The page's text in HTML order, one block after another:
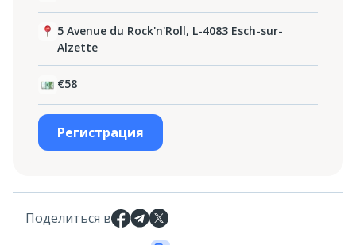
5 Avenue du Rock'n'Roll, L-4083 Esch-sur-
Alzette
€58
Регистрация
Поделиться в